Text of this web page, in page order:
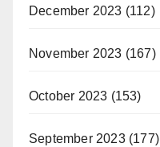
December 2023 (112)
November 2023 (167)
October 2023 (153)
September 2023(177)